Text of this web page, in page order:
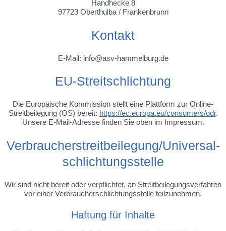
Handhecke 8
97723 Oberthulba / Frankenbrunn
Kontakt
E-Mail: info@asv-hammelburg.de
EU-Streitschlichtung
Die Europäische Kommission stellt eine Plattform zur Online-
Streitbeilegung (OS) bereit: https://ec.europa.eu/consumers/odr.
Unsere E-Mail-Adresse finden Sie oben im Impressum.
Verbraucher­streit­beilegung/Universal­
schlichtungs­stelle
Wir sind nicht bereit oder verpflichtet, an Streitbeilegungsverfahren
vor einer Verbraucherschlichtungsstelle teilzunehmen.
Haftung für Inhalte